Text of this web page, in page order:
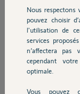
Chauffage
Autres produits
Alain D.
il y a environ 2 ans
Réponses
Nous
pouvez choisir
l'utilisation de
services
n’affectera
cependant
optimale.
Vous pouvez